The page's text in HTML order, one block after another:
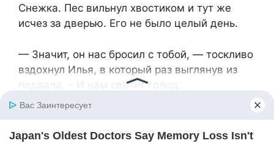
Снежка. Пес вильнул хвостиком и тут же
исчез за дверью. Его не было целый день.
— Значит, он нас бросил с тобой, — тоскливо
вздохнул Илья, в который раз выглянув из
подвала. – И нам светит голод…
и дело заглядывала в миску и плакала: «хочу